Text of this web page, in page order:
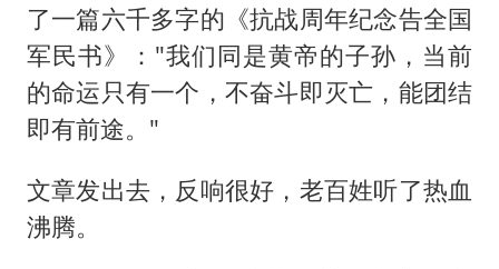
了一篇六千多字的《抗战周年纪念告全国
军民书》："我们同是黄帝的子孙，当前
的命运只有一个，不奋斗即灭亡，能团结
即有前途。"
文章发出去，反响很好，老百姓听了热血
沸腾。